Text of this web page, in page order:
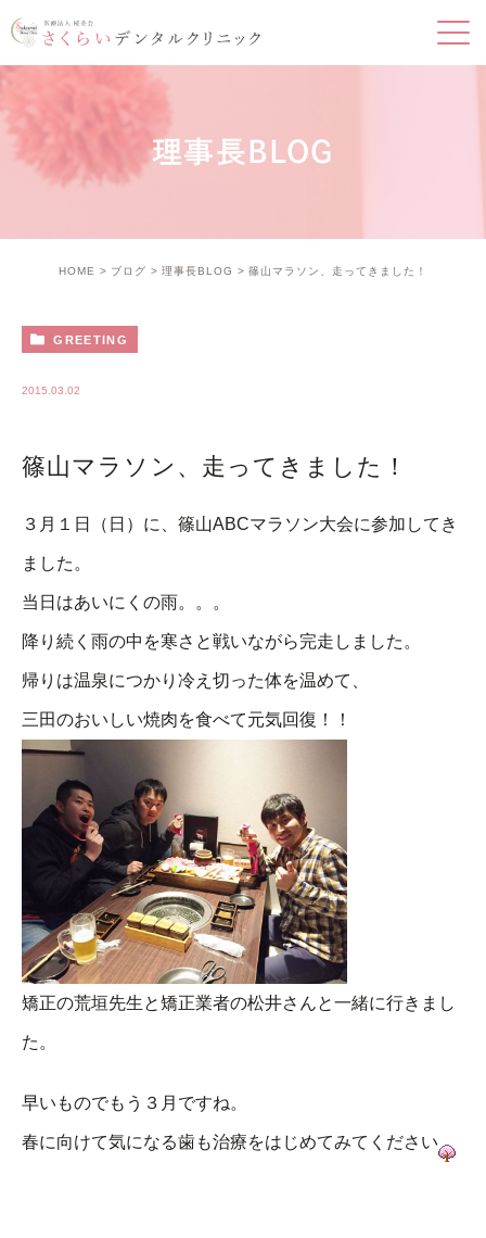
理事長BLOG
HOME ブログ 理事長BLOG 篠山マラソン、走ってきました！
GREETING
2015.03.02
篠山マラソン、走ってきました！
３月１日（日）に、篠山ABCマラソン大会に参加してき
ました。
当日はあいにくの雨。。。
降り続く雨の中を寒さと戦いながら完走しました。
帰りは温泉につかり冷え切った体を温めて、
三田のおいしい焼肉を食べて元気回復！！
矯正の荒垣先生と矯正業者の松井さんと一緒に行きまし
た。
早いものでもう３月ですね。
春に向けて気になる歯も治療をはじめてみてください